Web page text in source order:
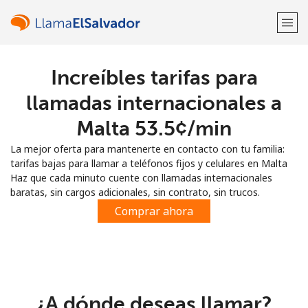
¡Bienvenido!
Regístrate con
Increíbles tarifas para
llamadas internacionales a
Malta ⁦53.5¢⁩/min
La mejor oferta para mantenerte en contacto con tu familia:
tarifas bajas para llamar a teléfonos fijos y celulares en Malta
Haz que cada minuto cuente con llamadas internacionales
baratas, sin cargos adicionales, sin contrato, sin trucos.
Comprar ahora